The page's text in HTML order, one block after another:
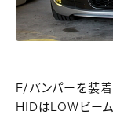
F/バンパーを装着
HIDはLOWビー